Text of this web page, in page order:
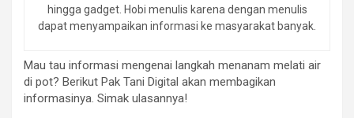
hingga gadget. Hobi menulis karena dengan menulis
dapat menyampaikan informasi ke masyarakat banyak.
Mau tau informasi mengenai langkah menanam melati air
di pot? Berikut Pak Tani Digital akan membagikan
informasinya. Simak ulasannya!